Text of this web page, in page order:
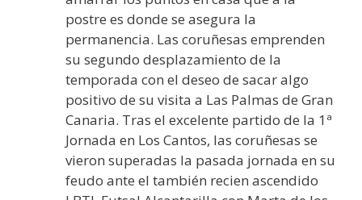
postre es donde se asegura la
permanencia. Las coruñesas emprenden
su segundo desplazamiento de la
temporada con el deseo de sacar algo
positivo de su visita a Las Palmas de Gran
Canaria. Tras el excelente partido de la 1ª
Jornada en Los Cantos, las coruñesas se
vieron superadas la pasada jornada en su
feudo ante el también recien ascendido